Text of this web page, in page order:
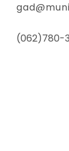
(062)780-